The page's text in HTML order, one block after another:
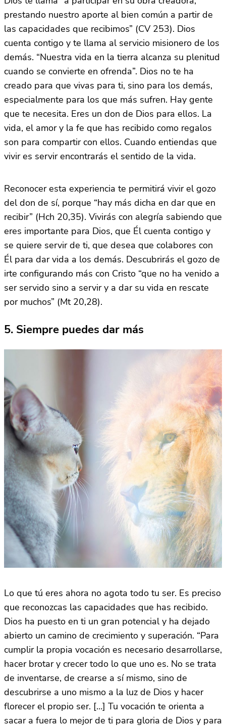
prestando nuestro aporte al bien común a partir de
las capacidades que recibimos” (CV 253). Dios
cuenta contigo y te llama al servicio misionero de los
demás. “Nuestra vida en la tierra alcanza su plenitud
cuando se convierte en ofrenda”. Dios no te ha
creado para que vivas para ti, sino para los demás,
especialmente para los que más sufren. Hay gente
que te necesita. Eres un don de Dios para ellos. La
vida, el amor y la fe que has recibido como regalos
son para compartir con ellos. Cuando entiendas que
vivir es servir encontrarás el sentido de la vida.
Reconocer esta experiencia te permitirá vivir el gozo
del don de sí, porque “hay más dicha en dar que en
recibir” (Hch 20,35). Vivirás con alegría sabiendo que
eres importante para Dios, que Él cuenta contigo y
se quiere servir de ti, que desea que colabores con
Él para dar vida a los demás. Descubrirás el gozo de
irte configurando más con Cristo “que no ha venido a
ser servido sino a servir y a dar su vida en rescate
por muchos” (Mt 20,28).
5. Siempre puedes dar más
Lo que tú eres ahora no agota todo tu ser. Es preciso
que reconozcas las capacidades que has recibido.
Dios ha puesto en ti un gran potencial y ha dejado
abierto un camino de crecimiento y superación. “Para
cumplir la propia vocación es necesario desarrollarse,
hacer brotar y crecer todo lo que uno es. No se trata
de inventarse, de crearse a sí mismo, sino de
descubrirse a uno mismo a la luz de Dios y hacer
florecer el propio ser. […] Tu vocación te orienta a
sacar a fuera lo mejor de ti para gloria de Dios y para